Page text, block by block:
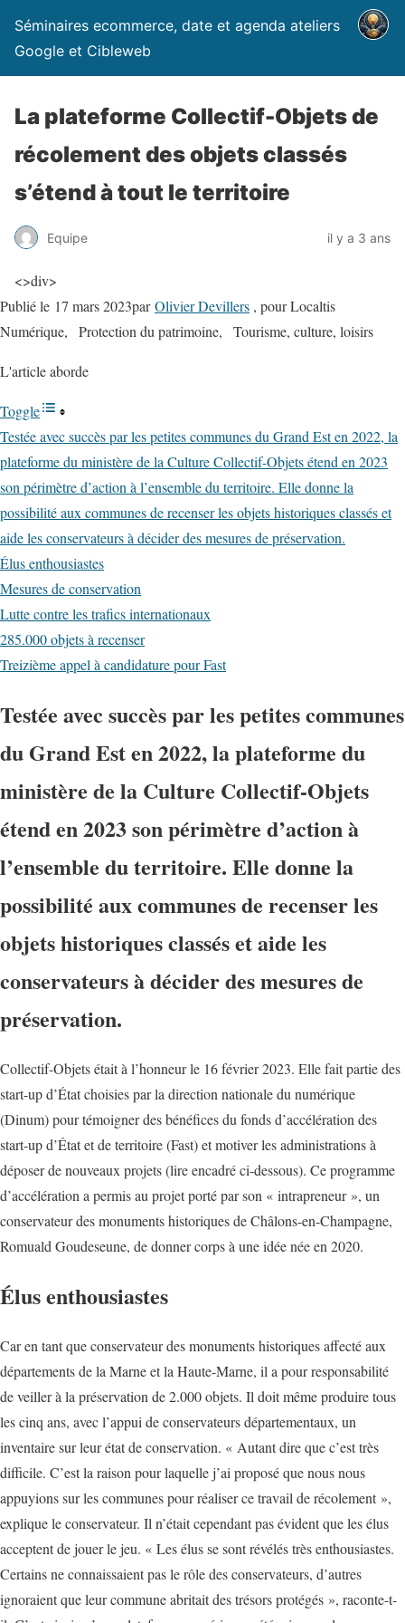
Séminaires ecommerce, date et agenda ateliers
Google et Cibleweb
La plateforme Collectif-Objets de
récolement des objets classés
s’étend à tout le territoire
Equipe il y a 3 ans
<>div>
Publié le 17 mars 2023parOlivier Devillers , pour Localtis
Numérique,
Protection du patrimoine, Tourisme, culture, loisirs
L'article aborde
Toggle
Testée avec succès par les petites communes du Grand Est en 2022, la
plateforme du ministère de la Culture Collectif-Objets étend en 2023
son périmètre d’action à l’ensemble du territoire. Elle donne la
possibilité aux communes de recenser les objets historiques classés et
aide les conservateurs à décider des mesures de préservation.
Élus enthousiastes
Mesures de conservation
Lutte contre les trafics internationaux
285.000 objets à recenser
Treizième appel à candidature pour Fast
Testée avec succès par les petites communes
du Grand Est en 2022, la plateforme du
ministère de la Culture Collectif-Objets
étend en 2023 son périmètre d’action à
l’ensemble du territoire. Elle donne la
possibilité aux communes de recenser les
objets historiques classés et aide les
conservateurs à décider des mesures de
préservation.
Collectif-Objets était à l’honneur le 16 février 2023. Elle fait partie des
start-up d’Étatchoisies par la direction nationale du numérique
(Dinum) pour témoigner des bénéfices du fonds d’accélération des
start-up d’État et de territoire (Fast) et motiver les administrations à
déposer de nouveaux projets (lire encadré ci-dessous). Ce programme
d’accélération a permis au projet porté par son « intrapreneur », un
conservateur des monuments historiques de Châlons-en-Champagne,
Romuald Goudeseune, de donner corps à une idée née en 2020.
Élus enthousiastes
Car en tant que conservateur des monuments historiques affecté aux
départements de la Marne et la Haute-Marne, il a pour responsabilité
de veiller à la préservation de 2.000 objets. Il doit même produire tous
les cinq ans, avec l’appui de conservateurs départementaux, un
inventaire sur leur état de conservation. « Autant dire que c’est très
difficile. C’est la raison pour laquelle j’ai proposé que nous nous
appuyions sur les communes pour réaliser ce travail de récolement »,
explique le conservateur. Il n’était cependant pas évident que les élus
acceptent de jouer le jeu. « Les élus se sont révélés très enthousiastes.
Certains ne connaissaient pas le rôle des conservateurs, d’autres
ignoraient que leur commune abritait des trésors protégés », raconte-t-